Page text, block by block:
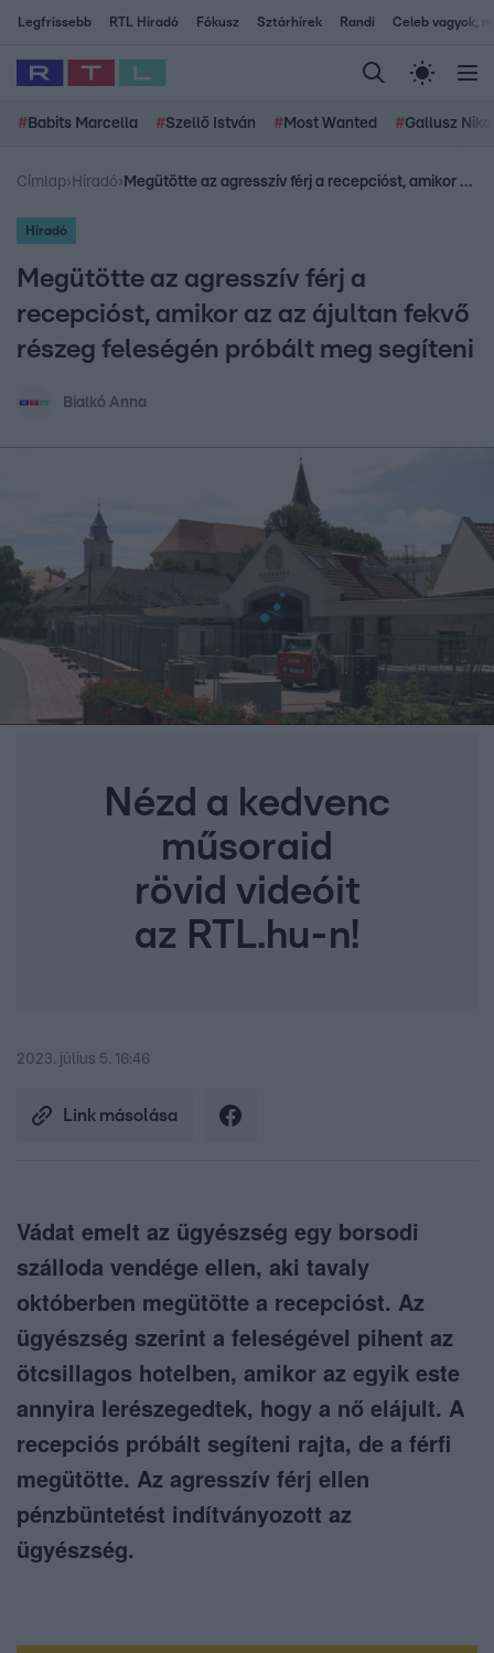
Legfrissebb RTL Híradó Fókusz Sztárhírek Randi Celeb vagyok,
# Babits Marcella #Szellő István # Most Wanted #Gallusz
Címlap› Híradó› Megütötte az agresszív férj a recepcióst, amikor az az ájultan fekvő részeg feleségén próbált meg segíteni
Híradó
Megütötte az agresszív férj a
recepcióst, amikor az az ájultan fekvő
részeg feleségén próbált meg segíteni
Bialkó Anna
Nézd a kedvenc
műsoraid
rövid videóit
az RTL.hu-n!
2023. július 5. 16:46
Link másolása
Vádat emelt az ügyészség egy borsodi
szálloda vendége ellen, aki tavaly
októberben megütötte a recepcióst. Az
ügyészség szerint a feleségével pihent az
ötcsillagos hotelben, amikor az egyik este
annyira lerészegedtek, hogy a nő elájult. A
recepciós próbált segíteni rajta, de a férfi
megütötte. Az agresszív férj ellen
pénzbüntetést indítványozott az
ügyészség.